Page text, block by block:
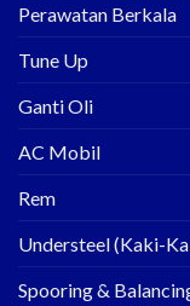
Perawatan Berkala
Tune Up
Ganti Oli
AC Mobil
Rem
Understeel (Kaki-
Spooring &